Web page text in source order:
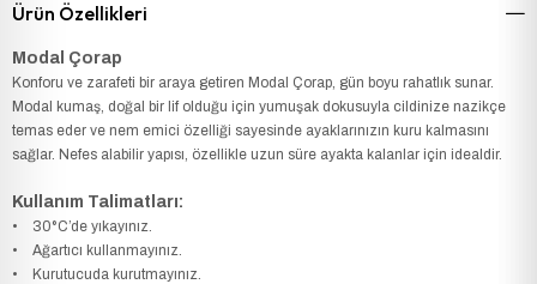
Ürün Özellikleri
Modal Çorap
Konforu ve zarafeti bir araya getiren Modal Çorap, gün boyu rahatlık sunar.
Modal kumaş, doğal bir lif olduğu için yumuşak dokusuyla cildinize nazikçe
temas eder ve nem emici özelliği sayesinde ayaklarınızın kuru kalmasını
sağlar. Nefes alabilir yapısı, özellikle uzun süre ayakta kalanlar için idealdir.
Kullanım Talimatları:
• 30°C’de yıkayınız.
• Ağartıcı kullanmayınız.
• Kurutucuda kurutmayınız.